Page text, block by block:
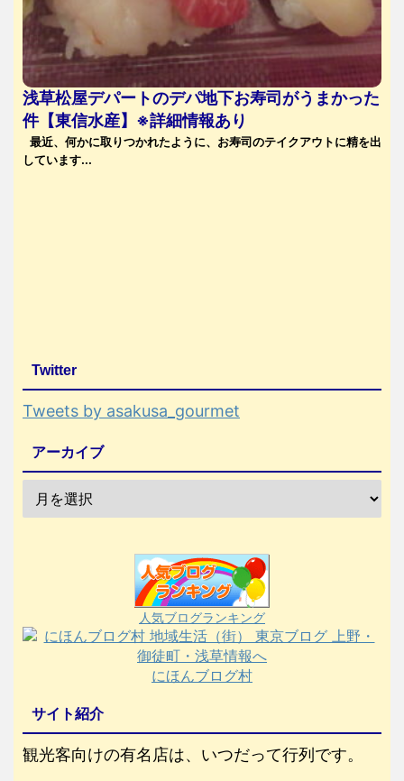
浅草松屋デパートのデパ地下お寿司がうまかった
件【東信水産】※詳細情報あり
最近、何かに取りつかれたように、お寿司のテイクアウトに精を出
しています...
Twitter
Tweets by asakusa_gourmet
アーカイブ
人気ブログランキング
にほんブログ村
サイト紹介
観光客向けの有名店は、いつだって行列です。